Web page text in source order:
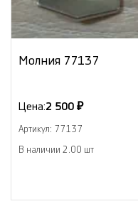
Молния 77137
Цена:2 500 ₽
Артикул: 77137
В наличии 2.00 шт